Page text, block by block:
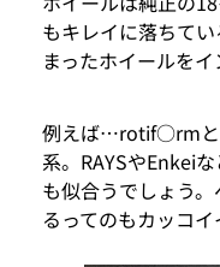
もキレイに落ちて
まったホイールを
例えば…rotif○rm
系。RAYSやEnkei
も似合うでしょう
るってのもカッコ